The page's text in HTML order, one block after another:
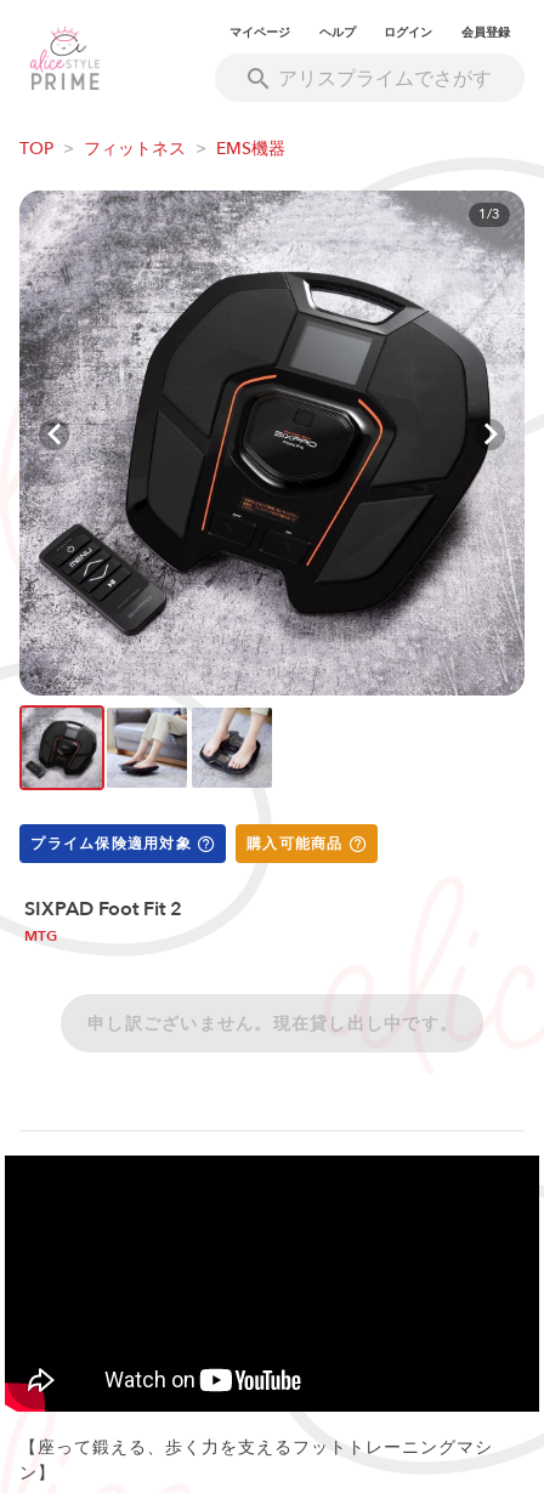
マイページ ヘルプ ログイン 会員登録
TOP > フィットネス > EMS機器
1/3
プライム保険適用対象 購入可能商品
SIXPAD Foot Fit 2
MTG
申し訳ございません。現在貸し出し中です。
【座って鍛える、歩く力を支えるフットトレーニングマシ
ン】